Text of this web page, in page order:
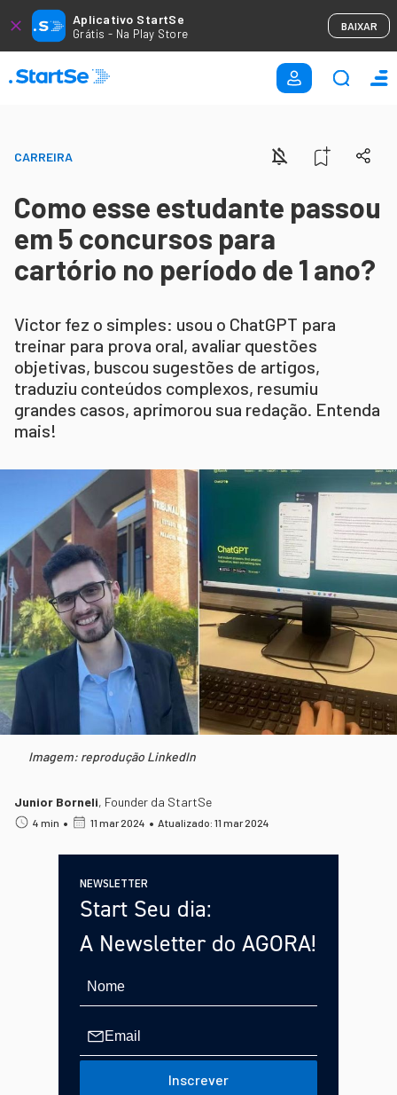
Aplicativo StartSe
Grátis - Na Play Store
BAIXAR
CARREIRA
Como esse estudante passou
em 5 concursos para
cartório no período de 1 ano?
Victor fez o simples: usou o ChatGPT para
treinar para prova oral, avaliar questões
objetivas, buscou sugestões de artigos,
traduziu conteúdos complexos, resumiu
grandes casos, aprimorou sua redação. Entenda
mais!
Imagem: reprodução LinkedIn
Junior Borneli, Founder da StartSe
4 min • 11 mar 2024 • Atualizado: 11 mar 2024
NEWSLETTER
Start Seu dia:
A Newsletter do AGORA!
Inscrever